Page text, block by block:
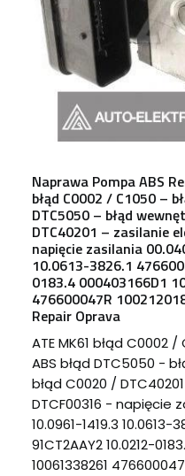
Naprawa Pompa ABS
błąd C0002 / C1050 –
DTC5050 – błąd
DTC40201 – zasilanie
napięcie zasilania
10.0613-3826.1
0183.4 000403166D1
476600047R
Repair Oprava
ATE MK61 błąd C0002
ABS błąd DTC5050 -
błąd C0020 /
DTCF00316 - napięcie
10.0961-1419.3 10.0613-
91CT2AAY2 10.0212-
10061338261